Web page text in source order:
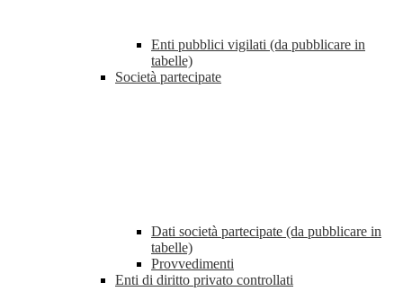
Enti pubblici vigilati (da pubblicare in
tabelle)
Società partecipate
Dati società partecipate (da pubblicare in
tabelle)
Provvedimenti
Enti di diritto privato controllati